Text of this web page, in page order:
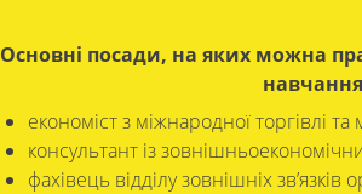
Основні посади, на яких можна
навчання
економіст з міжнародної торгівлі та
консультант із
фахівець відділу зовнішніх